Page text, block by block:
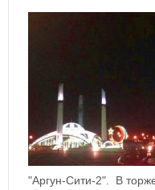
"Аргун-Сити-2". В